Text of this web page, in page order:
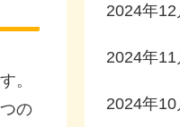
。
の
2024年12
2024年11
2024年10